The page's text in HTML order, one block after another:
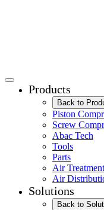
Products
Back to
Piston
Screw
Abac Tech
Tools
Parts
Air Treatment
Air
Solutions
Back to